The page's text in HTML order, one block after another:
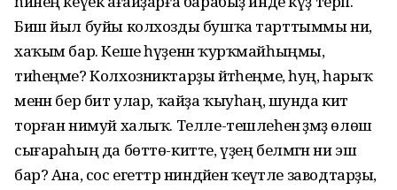
Биш йыл буйы колхозды бушҡа тарттыммы ни,
хаҡым бар. Кеше һүҙенән ҡурҡмайһыңмы,
тиһеңме? Колхозниктарҙы әйтәһеңме, һуң, һарыҡ
менән бер бит улар, ҡайҙа ҡыуһаң, шунда китә
торған нимуй халыҡ. Телле-тешлеһенә әҙмәҙ өлөш
сығараһың да бөттө-китте, үҙең белмәгән ни эш
бар? Ана, сос егеттәр ниндәйен ҡеүәтле заводтарҙы,